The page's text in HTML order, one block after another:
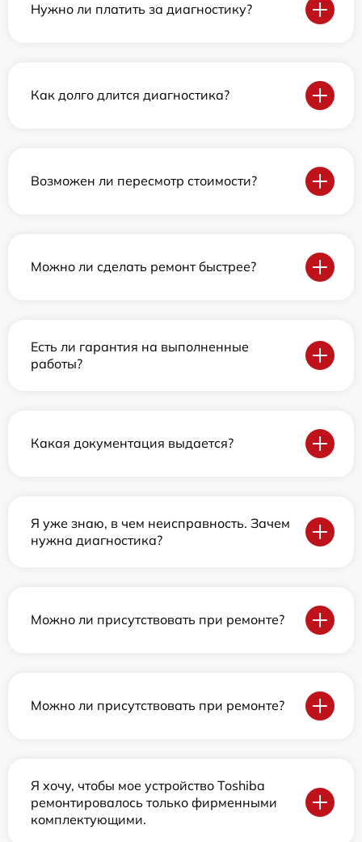
Нужно ли платить за диагностику?
Как долго длится диагностика?
Возможен ли пересмотр стоимости?
Можно ли сделать ремонт быстрее?
Есть ли гарантия на выполненные
работы?
Какая документация выдается?
Я уже знаю, в чем неисправность. Зачем
нужна диагностика?
Можно ли присутствовать при ремонте?
Можно ли присутствовать при ремонте?
Я хочу, чтобы мое устройство Toshiba
ремонтировалось только фирменными
комплектующими.